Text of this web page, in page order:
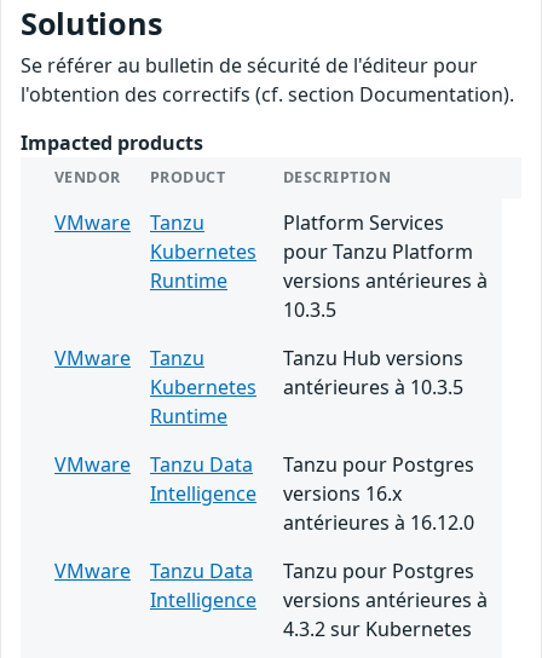
Solutions
Se référer au bulletin de sécurité de l'éditeur pour
l'obtention des correctifs (cf. section Documentation).
Impacted products
VENDOR PRODUCT DESCRIPTION
VMware
Tanzu
Kubernetes
Runtime
Platform Services
pour Tanzu Platform
versions antérieures à
10.3.5
VMware
Tanzu
Kubernetes
Runtime
Tanzu Hub versions
antérieures à 10.3.5
VMware
Tanzu Data
Intelligence
Tanzu pour Postgres
versions 16.x
antérieures à 16.12.0
VMware
Tanzu Data
Intelligence
Tanzu pour Postgres
versions antérieures à
4.3.2 sur Kubernetes